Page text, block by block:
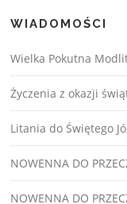
WIADOMOŚCI
Wielka Pokutna
Życzenia z okazji
Litania do Świętego
NOWENNA DO
NOWENNA DO